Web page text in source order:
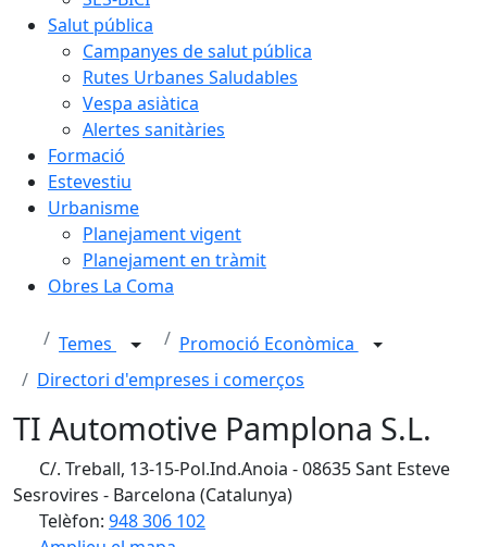
Salut pública
Campanyes de salut pública
Rutes Urbanes Saludables
Vespa asiàtica
Alertes sanitàries
Formació
Estevestiu
Urbanisme
Planejament vigent
Planejament en tràmit
Obres La Coma
Temes
Promoció Econòmica
Directori d'empreses i comerços
TI Automotive Pamplona S.L.
C/. Treball, 13-15-Pol.Ind.Anoia - 08635 Sant Esteve
Sesrovires - Barcelona (Catalunya)
Telèfon: 948 306 102